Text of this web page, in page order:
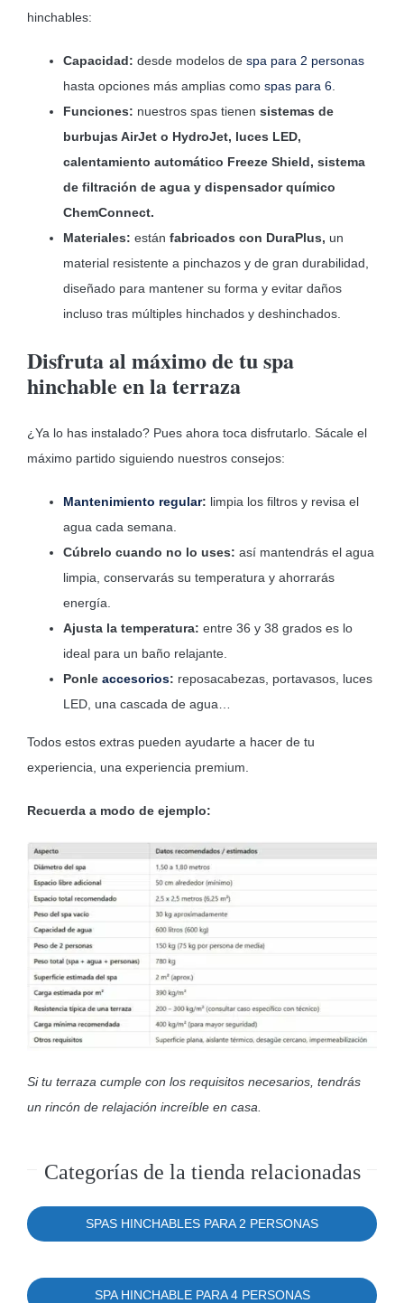
hinchables:
Capacidad: desde modelos de spa para 2 personas
hasta opciones más amplias como spas para 6.​
Funciones: nuestros spas tienen sistemas de
burbujas AirJet o HydroJet, luces LED,
calentamiento automático Freeze Shield, ​sistema
de filtración de agua y dispensador químico
ChemConnect.
Materiales: están fabricados con DuraPlus, un
material resistente a pinchazos y de gran durabilidad,
diseñado para mantener su forma y evitar daños
incluso tras múltiples hinchados y deshinchados.
Disfruta al máximo de tu spa
hinchable en la terraza
¿Ya lo has instalado? Pues ahora toca disfrutarlo. Sácale el
máximo partido siguiendo nuestros consejos:
Mantenimiento regular: limpia los filtros y revisa el
agua cada semana.
Cúbrelo cuando no lo uses: así mantendrás el agua
limpia, conservarás su temperatura y ahorrarás
energía.
Ajusta la temperatura: entre 36 y 38 grados es lo
ideal para un baño relajante.
Ponle accesorios: reposacabezas, portavasos, luces
LED, una cascada de agua…
Todos estos extras pueden ayudarte a hacer de tu
experiencia, una experiencia premium.
Recuerda a modo de ejemplo:
Si tu terraza cumple con los requisitos necesarios, tendrás
un rincón de relajación increíble en casa.
Categorías de la tienda relacionadas
SPAS HINCHABLES PARA 2 PERSONAS
SPA HINCHABLE PARA 4 PERSONAS